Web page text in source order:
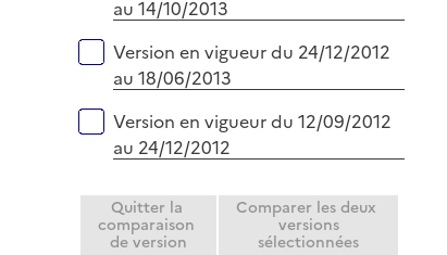
au 14/10/2013
Version en vigueur du 24/12/2012
au 18/06/2013
Version en vigueur du 12/09/2012
au 24/12/2012
Quitter la
comparaison
de version
Comparer les deux
versions
sélectionnées